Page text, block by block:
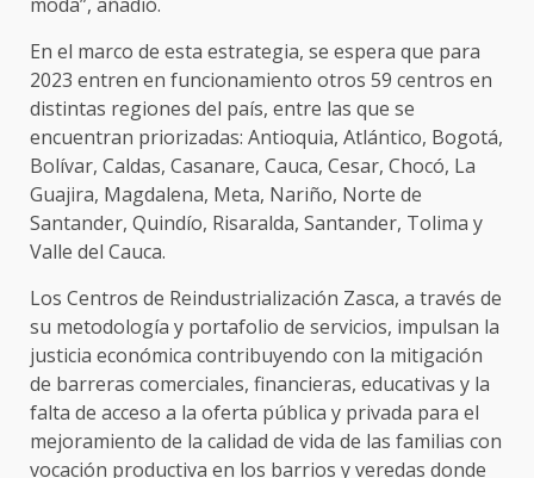
En el marco de esta estrategia, se espera que para
2023 entren en funcionamiento otros 59 centros en
distintas regiones del país, entre las que se
encuentran priorizadas: Antioquia, Atlántico, Bogotá,
Bolívar, Caldas, Casanare, Cauca, Cesar, Chocó, La
Guajira, Magdalena, Meta, Nariño, Norte de
Santander, Quindío, Risaralda, Santander, Tolima y
Valle del Cauca.
Los Centros de Reindustrialización Zasca, a través de
su metodología y portafolio de servicios, impulsan la
justicia económica contribuyendo con la mitigación
de barreras comerciales, financieras, educativas y la
falta de acceso a la oferta pública y privada para el
mejoramiento de la calidad de vida de las familias con
vocación productiva en los barrios y veredas donde